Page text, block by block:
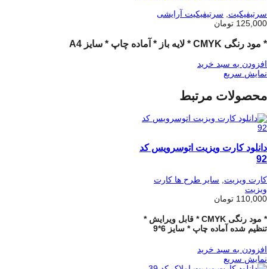
سرتیفیکیت, سرتیفیکیت آرایشی
125,000 تومان
* مود رنگی CMYK * لایه باز * آماده چاپ * سایز A4
افزودن به سبد خرید
نمایش سریع
محصولات مرتبط
دانلود کارت ویزیت اتوسرویس کد
92
کارت ویزیت
سایر طرح ها کارت
ویزیت
110,000 تومان
* مود رنگی CMYK * قابل ویرایش *
تنظیم شده آماده چاپ * سایز 6*9
افزودن به سبد خرید
نمایش سریع